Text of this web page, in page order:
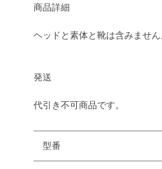
商品詳細
ヘッドと素体と靴は含みません
発送
代引き不可商品です。
型番